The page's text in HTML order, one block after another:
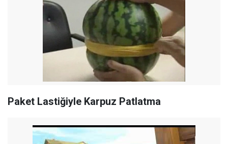
Paket Lastiğiyle Karpuz Patlatma